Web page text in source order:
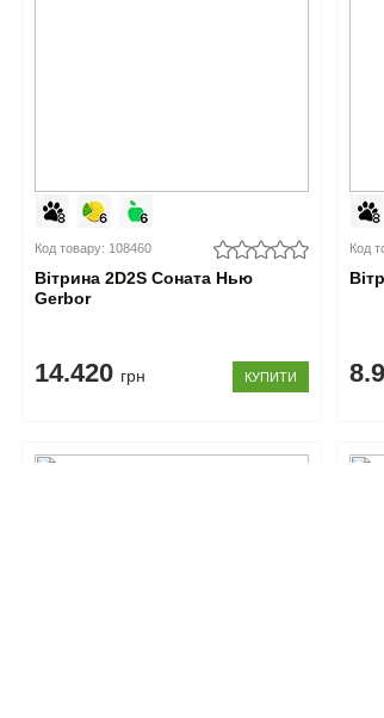
Код товару: 108460
Вітрина 2D2S Соната Нью
Gerbor
14.420 грн КУПИТИ
Код